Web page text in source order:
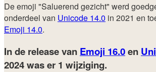
De emoji "Saluerend gezicht" werd
onderdeel van Unicode 14.0 in 2021 en
Emoji 14.0.
In de release van Emoji 16.0en
2024was er 1 wijziging.